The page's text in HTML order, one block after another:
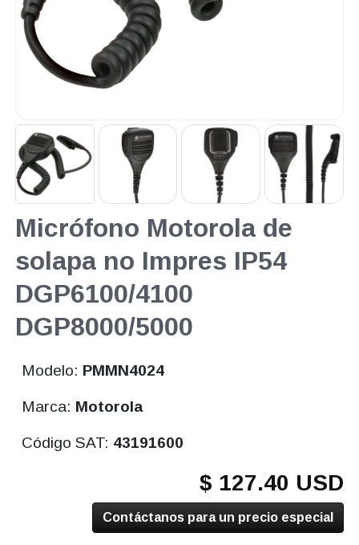
Micrófono Motorola de
solapa no Impres IP54
DGP6100/4100
DGP8000/5000
Modelo: PMMN4024
Marca: Motorola
Código SAT: 43191600
$ 127.40 USD
Contáctanos para un precio especial